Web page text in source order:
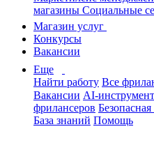
магазины Социальные
Магазин услуг
Конкурсы
Вакансии
Еще
Найти работу Все
Вакансии AI-
фрилансеров Безопасная
База знаний Помощь